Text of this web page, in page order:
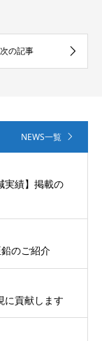
NEWS一覧
実績】掲載の
のご紹介
に貢献します